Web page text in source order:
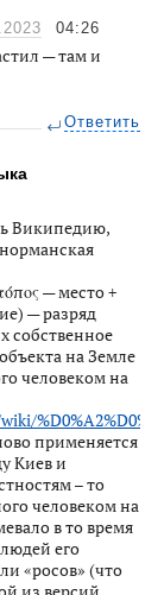
04:26
— там и
Ответить
Википедию,
— место +
— разряд
собственное
на Земле
человеком на
применяется
Киев и
– то
человеком на
в то время
его
«росов» (что